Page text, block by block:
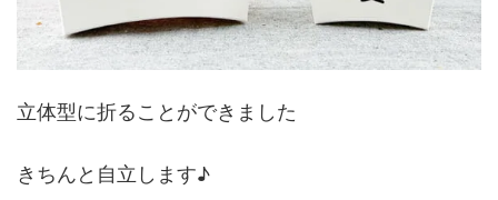
立体型に折ることができました
きちんと自立します♪